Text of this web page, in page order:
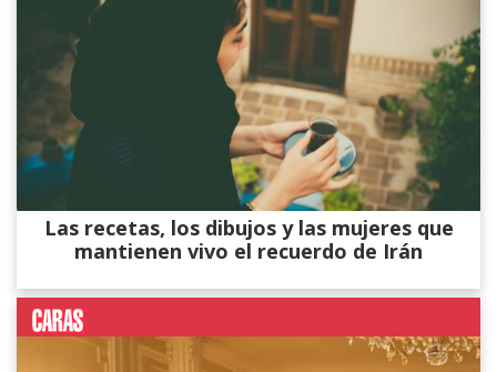
Las recetas, los dibujos y las mujeres que
mantienen vivo el recuerdo de Irán